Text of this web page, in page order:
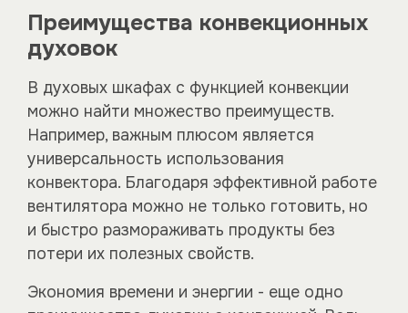
Преимущества конвекционных
духовок
В духовых шкафах с функцией конвекции
можно найти множество преимуществ.
Например, важным плюсом является
универсальность использования
конвектора. Благодаря эффективной работе
вентилятора можно не только готовить, но
и быстро размораживать продукты без
потери их полезных свойств.
Экономия времени и энергии - еще одно